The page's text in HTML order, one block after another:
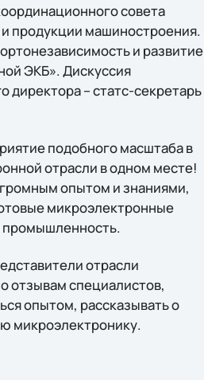
совета
продукции машиностроения.
и развитие
ЭКБ». Дискуссия
директора – статс-секретарь
подобного масштаба в
отрасли в одном месте!
опытом и знаниями,
микроэлектронные
промышленность.
отрасли
отзывам специалистов,
опытом, рассказывать о
микроэлектронику.